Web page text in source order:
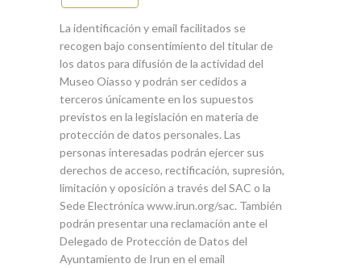
La identificación y email facilitados se
recogen bajo consentimiento del titular de
los datos para difusión de la actividad del
Museo Oiasso y podrán ser cedidos a
terceros únicamente en los supuestos
previstos en la legislación en materia de
protección de datos personales. Las
personas interesadas podrán ejercer sus
derechos de acceso, rectificación, supresión,
limitación y oposición a través del SAC o la
Sede Electrónica www.irun.org/sac. También
podrán presentar una reclamación ante el
Delegado de Protección de Datos del
Ayuntamiento de Irun en el email